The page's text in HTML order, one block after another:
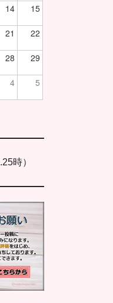
14 15
21 22
28 29
4 5
時）